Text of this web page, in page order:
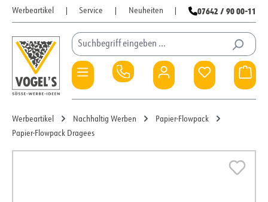
Zum Hauptinhalt springen
Werbeartikel Service Neuheiten 07642 / 90 00-11
Du hast 0
Werbeartikel Nachhaltig Werben
Papier-Flowpack
Papier-Flowpack Dragees